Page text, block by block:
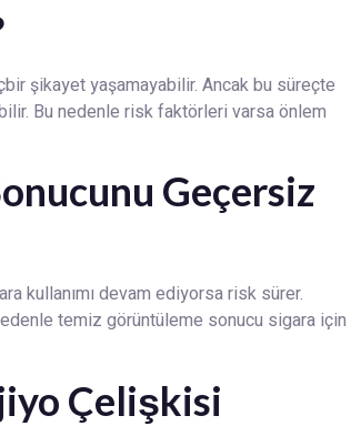
şikayet yaşamayabilir. Ancak bu süreçte
Bu nedenle risk faktörleri varsa önlem
Geçersiz
kullanımı devam ediyorsa risk sürer.
temiz görüntüleme sonucu sigara için
Çelişkisi